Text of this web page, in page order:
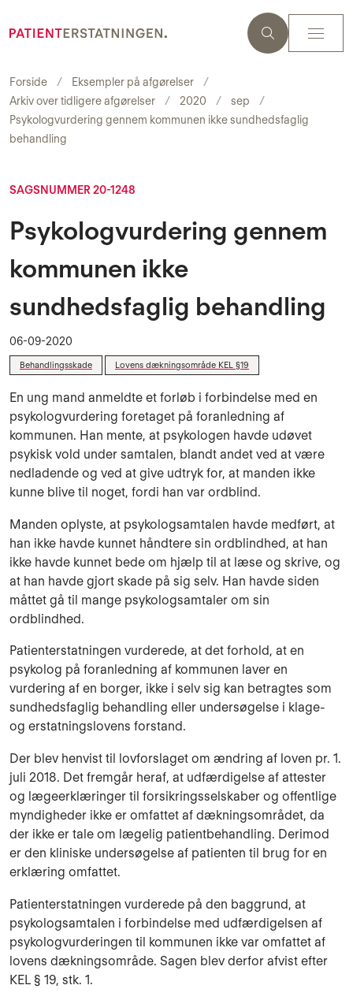
Forside
Eksempler på afgørelser
Arkiv over tidligere afgørelser
2020
sep
Psykologvurdering gennem kommunen ikke sundhedsfaglig
behandling
SAGSNUMMER 20-1248
Psykologvurdering gennem
kommunen ikke
sundhedsfaglig behandling
06-09-2020
Behandlingsskade Lovens dækningsområde KEL §19
En ung mand anmeldte et forløb i forbindelse med en
psykologvurdering foretaget på foranledning af
kommunen. Han mente, at psykologen havde udøvet
psykisk vold under samtalen, blandt andet ved at være
nedladende og ved at give udtryk for, at manden ikke
kunne blive til noget, fordi han var ordblind.
Manden oplyste, at psykologsamtalen havde medført, at
han ikke havde kunnet håndtere sin ordblindhed, at han
ikke havde kunnet bede om hjælp til at læse og skrive, og
at han havde gjort skade på sig selv. Han havde siden
måttet gå til mange psykologsamtaler om sin
ordblindhed.
Patienterstatningen vurderede, at det forhold, at en
psykolog på foranledning af kommunen laver en
vurdering af en borger, ikke i selv sig kan betragtes som
sundhedsfaglig behandling eller undersøgelse i klage-
og erstatningslovens forstand.
Der blev henvist til lovforslaget om ændring af loven pr. 1.
juli 2018. Det fremgår heraf, at udfærdigelse af attester
og lægeerklæringer til forsikringsselskaber og offentlige
myndigheder ikke er omfattet af dækningsområdet, da
der ikke er tale om lægelig patientbehandling. Derimod
er den kliniske undersøgelse af patienten til brug for en
erklæring omfattet.
Patienterstatningen vurderede på den baggrund, at
psykologsamtalen i forbindelse med udfærdigelsen af
psykologvurderingen til kommunen ikke var omfattet af
lovens dækningsområde. Sagen blev derfor afvist efter
KEL § 19, stk. 1.